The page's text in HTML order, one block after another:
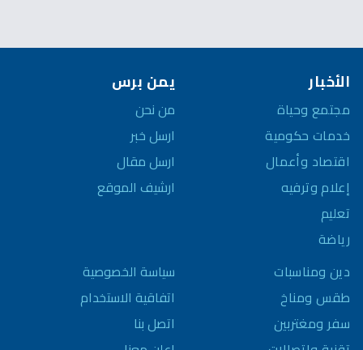
الأخبار
مجتمع وحياة
خدمات حكومية
اقتصاد وأعمال
إعلام وترفيه
تعليم
رياضة
دين ومناسبات
طقس ومناخ
سفر ومغتربين
يمن برس
من نحن
ارسل خبر
ارسل مقال
ارشيف الموقع
سياسة الخصوصية
اتفاقية الاستخدام
اتصل بنا